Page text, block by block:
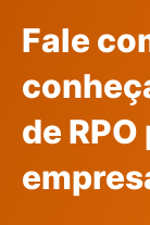
Fale
de